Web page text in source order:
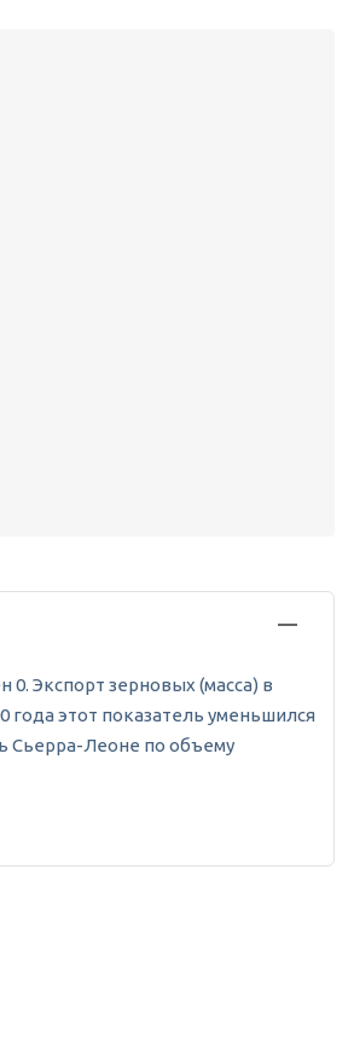
0. Экспорт зерновых (масса) в
года этот показатель уменьшился
Сьерра-Леоне по объему